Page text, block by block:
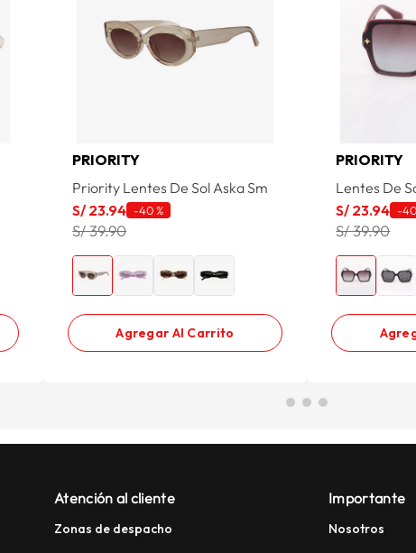
PRIORITY
Priority Lentes De Sol Aska Sm
S/ 23.94 -40 %
S/ 39.90
Agregar Al Carrito
PRIORITY
Lentes De
S/ 23.94 -
S/ 39.90
Atención al cliente
Zonas de despacho
Importante
Nosotros